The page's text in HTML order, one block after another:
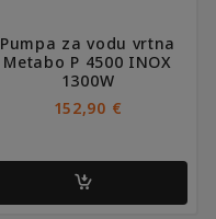
Pumpa za vodu vrtna
Metabo P 4500 INOX
1300W
152,90 €